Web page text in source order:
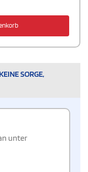
SORGE,
unter